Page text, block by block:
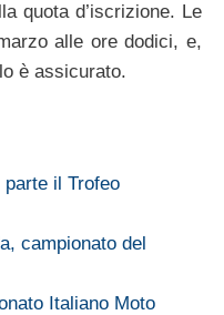
quota d’iscrizione. Le
alle ore dodici, e,
è assicurato.
il Trofeo
campionato del
Italiano Moto